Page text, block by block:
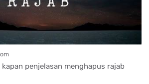
penjelasan menghapus rajab